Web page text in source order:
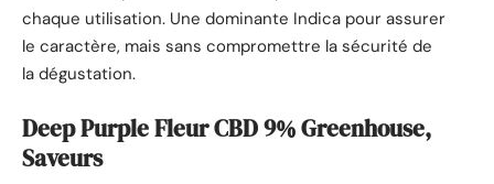
chaque utilisation. Une dominante Indica pour assurer
le caractère, mais sans compromettre la sécurité de
la dégustation.
Deep Purple Fleur CBD 9% Greenhouse,
Saveurs